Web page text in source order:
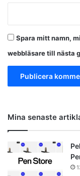
Spara mitt namn,
webbläsare till nästa
Mina senaste